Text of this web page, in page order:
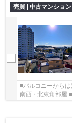
売買 | 中古マンション
■バルコニーから
南西・北東角部屋
サーフボード置場